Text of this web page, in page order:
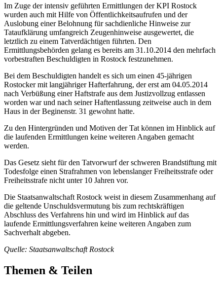
Im Zuge der intensiv geführten Ermittlungen der KPI Rostock
wurden auch mit Hilfe von Öffentlichkeitsaufrufen und der
Auslobung einer Belohnung für sachdienliche Hinweise zur
Tataufklärung umfangreich Zeugenhinweise ausgewertet, die
letztlich zu einem Tatverdächtigen führten. Den
Ermittlungsbehörden gelang es bereits am 31.10.2014 den mehrfach
vorbestraften Beschuldigten in Rostock festzunehmen.
Bei dem Beschuldigten handelt es sich um einen 45-jährigen
Rostocker mit langjähriger Hafterfahrung, der erst am 04.05.2014
nach Verbüßung einer Haftstrafe aus dem Justizvollzug entlassen
worden war und nach seiner Haftentlassung zeitweise auch in dem
Haus in der Beginenstr. 31 gewohnt hatte.
Zu den Hintergründen und Motiven der Tat können im Hinblick auf
die laufenden Ermittlungen keine weiteren Angaben gemacht
werden.
Das Gesetz sieht für den Tatvorwurf der schweren Brandstiftung mit
Todesfolge einen Strafrahmen von lebenslanger Freiheitsstrafe oder
Freiheitsstrafe nicht unter 10 Jahren vor.
Die Staatsanwaltschaft Rostock weist in diesem Zusammenhang auf
die geltende Unschuldsvermutung bis zum rechtskräftigen
Abschluss des Verfahrens hin und wird im Hinblick auf das
laufende Ermittlungsverfahren keine weiteren Angaben zum
Sachverhalt abgeben.
Quelle: Staatsanwaltschaft Rostock
Themen & Teilen